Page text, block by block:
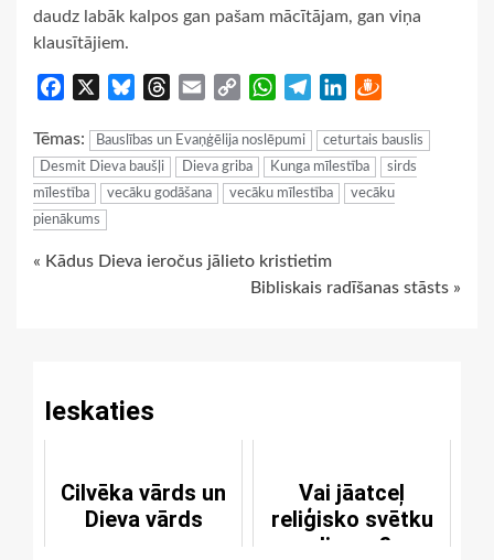
daudz labāk kalpos gan pašam mācītājam, gan viņa
klausītājiem.
Facebook BlueskyThreads
Email
Copy
WhatsApp
TelegramLinkedIn
Tēmas: Bauslības un Evaņģēlija noslēpumi
ceturtais bauslis
Desmit Dieva baušļi
Dieva griba Kunga mīlestība
sirds
mīlestība
vecāku godāšana vecāku mīlestība
vecāku
pienākums
Continue
« Kādus Dieva ieročus jālieto kristietim
Bibliskais radīšanas stāsts »
Ieskaties
Cilvēka vārds un
Dieva vārds
Vai jāatceļ
reliģisko svētku
dienas?